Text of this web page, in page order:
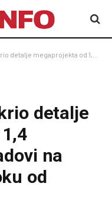
1,4 milijardu eura: Radovi na terenu kreću u roku od godinu dana
detalje
na
od